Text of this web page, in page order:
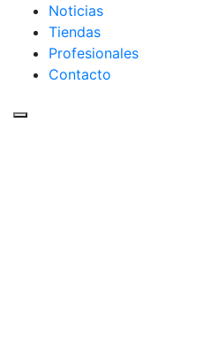
Noticias
Tiendas
Profesionales
Contacto